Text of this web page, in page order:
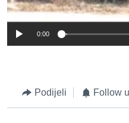
0:00
Podijeli Follow